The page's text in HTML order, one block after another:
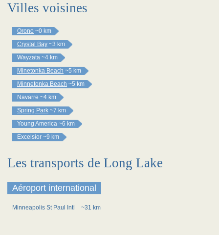
Villes voisines
Orono ~0 km
Crystal Bay ~3 km
Wayzata ~4 km
Minetonka Beach ~5 km
Minnetonka Beach ~5 km
Navarre ~4 km
Spring Park ~7 km
Young America ~6 km
Excelsior ~9 km
Les transports de Long Lake
Aéroport international
Minneapolis St Paul Intl ~31 km